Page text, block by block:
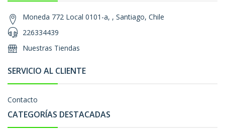
Moneda 772 Local 0101-a, , Santiago, Chile
226334439
Nuestras Tiendas
SERVICIO AL CLIENTE
Contacto
CATEGORÍAS DESTACADAS